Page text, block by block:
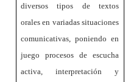
diversos tipos de textos
orales en variadas situaciones
comunicativas, poniendo en
juego procesos de escucha
activa, interpretación y